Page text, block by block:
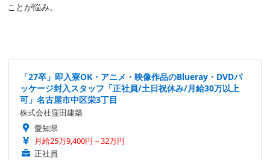
ことが悩み。
「27卒」即入寮OK・アニメ・映像作品のBlueray・DVDパ
ッケージ封入スタッフ「正社員/土日祝休み/月給30万以上
可」名古屋市中区栄3丁目
株式会社窪田建築
愛知県
月給25万9,400円～32万円
正社員